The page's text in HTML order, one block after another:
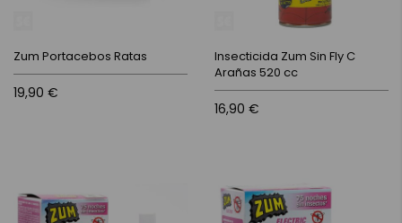
Zum Portacebos Ratas
19,90 €
Insecticida Zum Sin Fly C
Arañas 520 cc
16,90 €